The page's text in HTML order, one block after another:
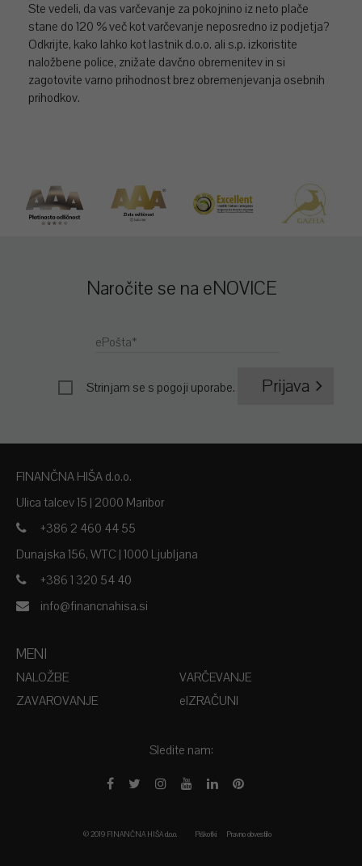
Ste vedeli, da vas varčevanje za pokojnino iz neto plače
stane do 120 % več kot varčevanje neposredno iz podjetja?
Odkrijte, kako lahko kot lastnik d.o.o. ali s.p. izkoristite
naložbene police, znižate davčno obremenitev in si
zagotovite varno prihodnost brez obremenjevanja osebnih
prihodkov.
Naročite se na eNOVICE
ePošta*
Strinjam se s pogoji uporabe. Prijava
FINANČNA HIŠA d.o.o.
Ulica talcev 15 | 2000 Maribor
+386 2 460 44 55
Dunajska 156, WTC | 1000 Ljubljana
+386 1 320 54 40
info@financnahisa.si
MENI
NALOŽBE
ZAVAROVANJE
VARČEVANJE
EIZRAČUNI
Sledite nam:
© 2019 FINANČNA HIŠA d.o.o. Piškotki Pravno obvestilo